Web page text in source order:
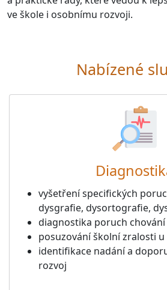
ve škole i osobnímu rozvoji.
Nabízené
vyšetření specifických
dysgrafie, dysortografie,
diagnostika poruch
posuzování školní zralosti
identifikace nadání a
rozvoj